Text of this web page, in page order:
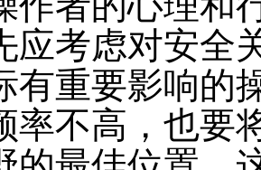
应考虑对安全
有重要影响的
率不高，也要